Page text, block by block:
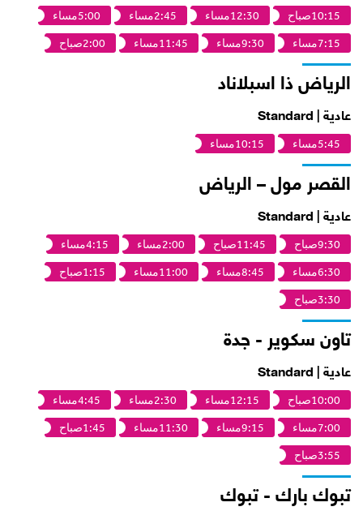
10:15صباح 12:30مساء 2:45مساء
5:00مساء
7:15مساء
9:30مساء 11:45مساء 2:00صباح
الرياض ذا اسبلاناد
عادية | Standard
5:45مساء 10:15مساء
القصر مول – الرياض
عادية | Standard
9:30صباح 11:45صباح 2:00مساء
4:15مساء
6:30مساء
8:45مساء 11:00مساء
1:15صباح
3:30صباح
تاون سكوير - جدة
عادية | Standard
10:00صباح 12:15مساء 2:30مساء
4:45مساء
7:00مساء
9:15مساء 11:30مساء
1:45صباح
3:55صباح
تبوك بارك - تبوك